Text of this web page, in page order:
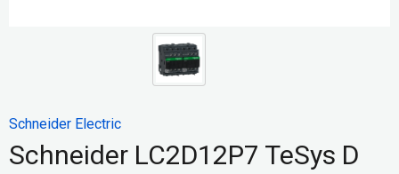
Schneider Electric
Schneider LC2D12P7 TeSys D